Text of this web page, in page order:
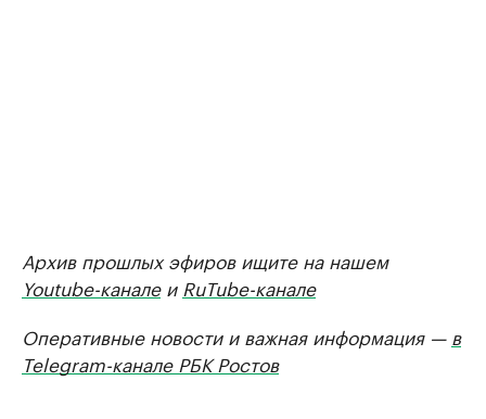
Архив прошлых эфиров ищите на нашем
Youtube-каналеи RuTube-канале
Оперативные новости и важная информация — в
Telegram-канале РБК Ростов